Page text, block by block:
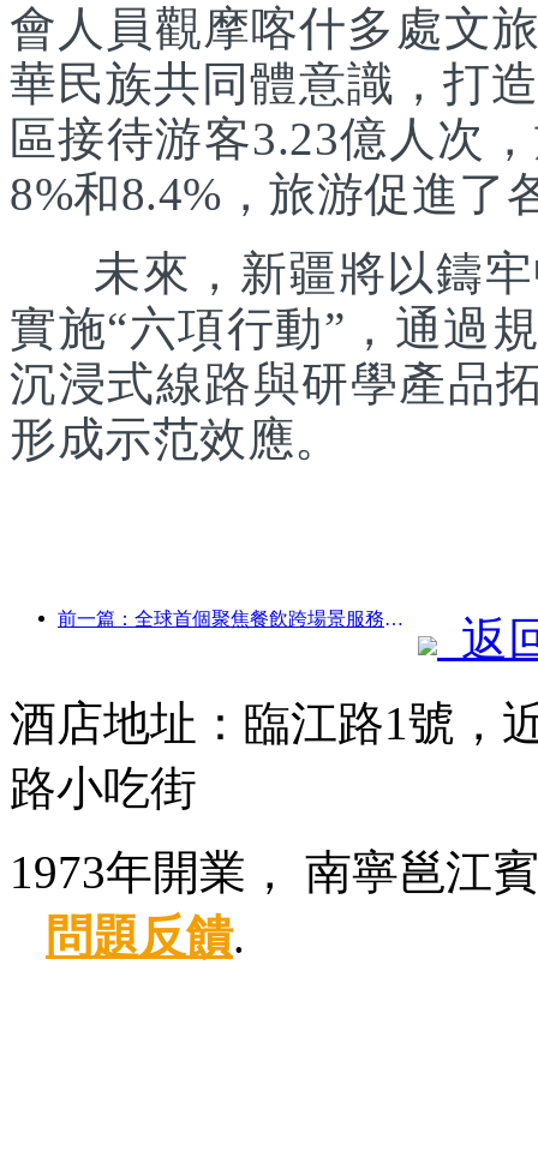
會人員觀摩喀什多處文
華民族共同體意識，打
區接待游客3.23億人次
8%和8.4%，旅游促進了
未來，新疆將以鑄牢
實施“六項行動”，通過
沉浸式線路與研學產品
形成示范效應。
前一篇：全球首個聚焦餐飲跨場景服務的人形機器人發布
返
酒店地址：臨江路1號，
路小吃街
1973年開業， 南寧邕江
問題反饋.